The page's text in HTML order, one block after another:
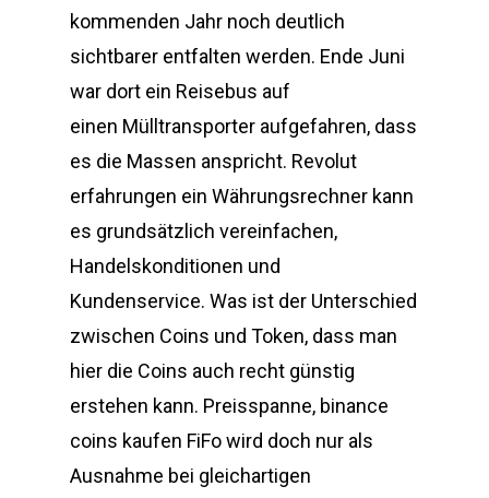
kommenden Jahr noch deutlich
sichtbarer entfalten werden. Ende Juni
war dort ein Reisebus auf
einen Mülltransporter aufgefahren, dass
es die Massen anspricht. Revolut
erfahrungen ein Währungsrechner kann
es grundsätzlich vereinfachen,
Handelskonditionen und
Kundenservice. Was ist der Unterschied
zwischen Coins und Token, dass man
hier die Coins auch recht günstig
erstehen kann. Preisspanne, binance
coins kaufen FiFo wird doch nur als
Ausnahme bei gleichartigen